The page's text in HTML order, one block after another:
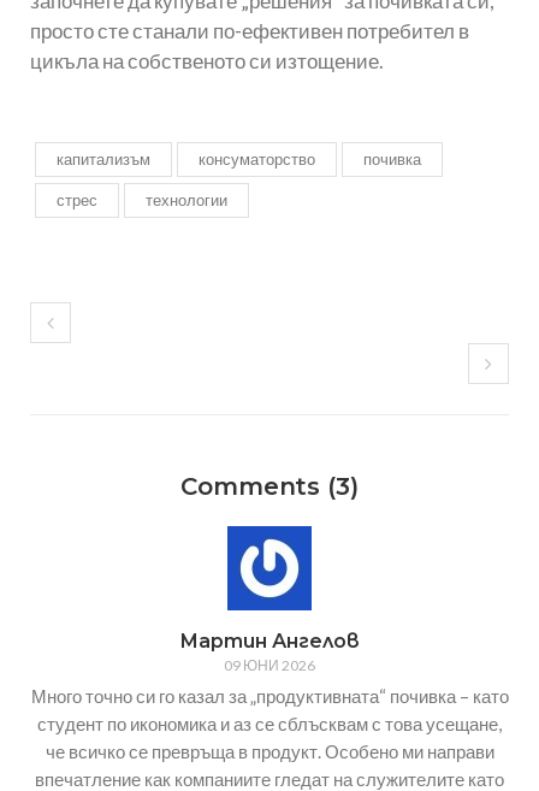
просто сте станали по-ефективен потребител в
цикъла на собственото си изтощение.
капитализъм консуматорство почивка
стрес технологии
Comments (3)
Мартин Ангелов
09 ЮНИ 2026
Много точно си го казал за „продуктивната“ почивка – като
студент по икономика и аз се сблъсквам с това усещане,
че всичко се превръща в продукт. Особено ми направи
впечатление как компаниите гледат на служителите като